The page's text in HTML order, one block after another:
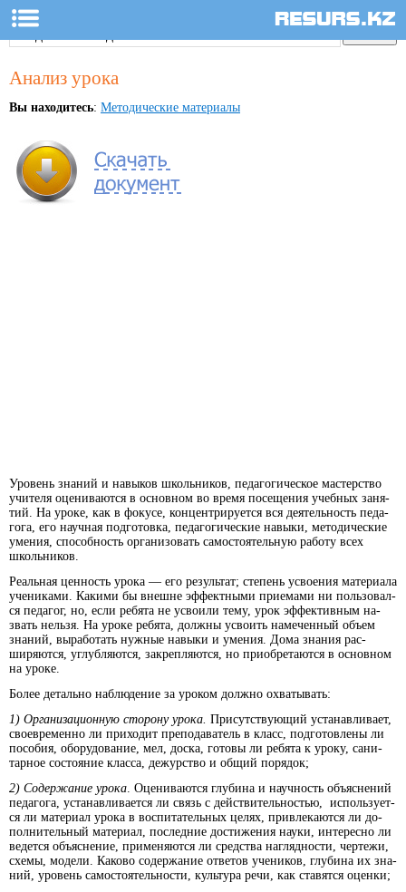
Анализ урока
Вы находитесь: Методические материалы
Уро­вень зна­ний и на­вы­ков школьни­ков, пе­да­го­ги­че­ское мас­тер­ст­во
учи­те­ля оце­ни­ва­ют­ся в ос­новном во вре­мя по­се­ще­ния учеб­ных за­ня­
тий. На уро­ке, как в фо­ку­се, кон­цен­три­ру­ет­ся вся дея­тель­ность пе­да­
го­га, его на­уч­ная под­го­тов­ка, пе­да­го­ги­че­ские на­вы­ки, методи­ческие
уме­ния, спо­соб­ность ор­га­ни­зо­вать са­мо­стоя­тель­ную ра­бо­ту всех
школь­ни­ков.
Ре­аль­ная цен­ность уро­ка — его ре­зуль­тат; сте­пень ус­воения ма­те­риа­ла
уче­ни­ка­ми. Ка­ки­ми бы внеш­не эффект­ными прие­ма­ми ни поль­зо­вал­
ся пе­да­гог, но, ес­ли ре­бя­та не ус­вои­ли те­му, урок эф­фек­тив­ным на­
звать нель­зя. На уро­ке ре­бя­та, долж­ны ус­во­ить на­ме­чен­ный объ­ем
зна­ний, вы­ра­бо­тать нуж­ные на­вы­ки и уме­ния. До­ма зна­ния рас­
ширяются, уг­луб­ля­ют­ся, за­кре­п­ля­ют­ся, но при­об­ре­та­ют­ся в ос­нов­ном
на уро­ке.
Бо­лее де­таль­но на­блю­де­ние за уро­ком долж­но охваты­вать:
1) Ор­га­ни­за­ци­он­ную сто­ро­ну уро­ка. При­сут­ст­вую­щий ус­та­нав­ли­ва­ет,
свое­вре­мен­но ли при­хо­дит пре­по­да­ва­тель в класс, под­го­тов­ле­ны ли
по­со­бия, обо­ру­до­ва­ние, мел, дос­ка, го­то­вы ли ре­бя­та к уро­ку, са­ни­
тар­ное со­стоя­ние клас­са, де­жур­ст­во и об­щий по­ря­док;
2) Со­дер­жа­ние уро­ка. Оце­ни­ва­ют­ся глу­би­на и науч­ность объ­яс­не­ний
пе­да­го­га, ус­та­нав­ли­ва­ет­ся ли связь с дей­ст­ви­тель­но­стью, ис­поль­зу­ет­
ся ли ма­те­ри­ал уро­ка в вос­пи­та­тель­ных це­лях, при­вле­ка­ют­ся ли до­
пол­ни­тель­ный ма­те­ри­ал, по­след­ние дос­ти­же­ния нау­ки, ин­те­рес­но ли
ве­дется объ­яс­не­ние, при­ме­ня­ют­ся ли сред­ст­ва на­гляд­но­сти, чер­те­жи,
схе­мы, мо­де­ли. Ка­ко­во со­дер­жа­ние от­ве­тов уче­ников, глу­би­на их зна­
ний, уро­вень са­мо­стоя­тель­но­сти, куль­ту­ра ре­чи, как ста­вят­ся оцен­ки;